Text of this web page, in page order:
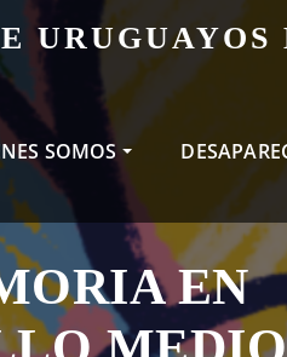
URUGUAYOS
SOMOS
EN